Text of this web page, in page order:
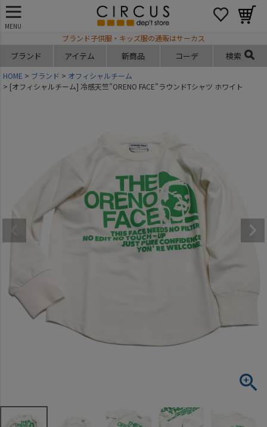
MENU
ブランド子供服・キッズ服の通販はサーカス
ブランド アイテム 新商品 コーデ 検索
HOME ブランド
オフィシャルチーム
[オフィシャルチーム] 冷感天竺”ORENO FACE”ラウンドTシャツ ホワイト